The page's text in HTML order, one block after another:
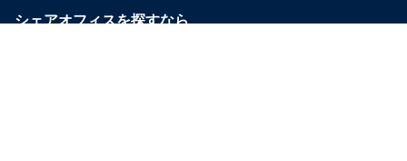
シェアオフィスを探すなら